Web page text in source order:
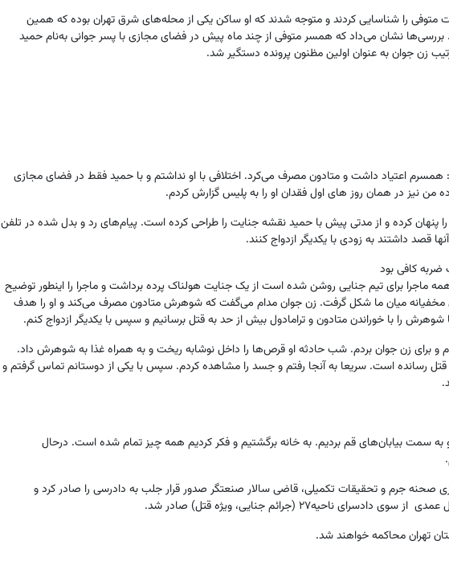
متوفی را شناسایی کردند و متوجه شدند که او ساکن یکی از محله‌های شرق تهران بوده که همین
نشان‌ می‌داد که همسر متوفی از چند ماه پیش در فضای مجازی با پسر جوانی به‌نام حمید
زن جوان به عنوان اولین مظنون پرونده دستگیر شد.
اعتیاد داشت و متادون مصرف می‌کرد. اختلافی با او نداشتم و با حمید فقط در فضای مجازی
نیز در همان روز های اول فقدان او را به پلیس گزارش کردم.
کرده و از مدتی پیش با حمید نقشه جنایت را طراحی کرده است. پیام‌های رد و بدل شده در تلفن
قصد داشتند به زودی با یکدیگر ازدواج کنند.
ماجرا برای تیم جنایی روشن شده است از یک جنایت هولناک پرده برداشت و ماجرا را اینطور توضیح
مخفیانه میان ما شکل گرفت. زن جوان مدام می‌گفت که شوهرش متادون مصرف می‌کند و او را هدف
شوهرش را با خوراندن متادون و ترامادول بیش از حد به قتل برسانیم و سپس با یکدیگر ازدواج کنم.
و برای زن جوان بردم. شب حادثه او قرص‌ها را داخل نوشابه ریخت و به همراه غذا به شوهرش داد.
است. سریعا به آنجا رفتم و جسد را مشاهده کردم. سپس با یکی از دوستانم تماس گرفتم و
و به سمت بیابان‌های قم بردیم. به خانه برگشتیم و فکر کردیم همه چیز تمام شده است. درحال
صحنه جرم و تحقیقات تکمیلی، قاضی سالار صنعتگر صدور قرار جلب به دادرسی را صادر کرد و
تهران محاکمه خواهند شد.